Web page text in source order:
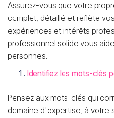
Assurez-vous que votre
complet, détaillé et reflète
expériences et intérêts
professionnel solide vous
personnes.
Identifiez les mots-clés
Pensez aux mots-clés qui
domaine d'expertise, à votre